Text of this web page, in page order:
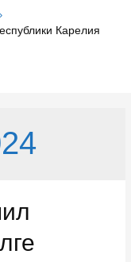
Карелия